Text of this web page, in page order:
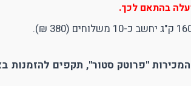
בהתאם לכך.
"פרוטק סטור", תקפים להזמנות